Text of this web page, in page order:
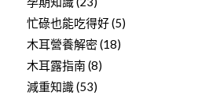
忙碌也能吃得好(5)
木耳營養解密(18)
木耳露指南(8)
減重知識(53)